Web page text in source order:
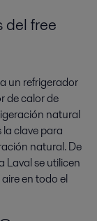
del free
un refrigerador
de calor de
natural
clave para
natural. De
Laval se utilicen
en todo el